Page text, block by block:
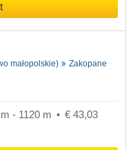
małopolskie) Zakopane
- 1120 m
€ 43,03